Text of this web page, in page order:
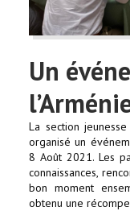
Un
La section
organisé un
8 Août 2021. Les
connaissances,
bon moment
obtenu une